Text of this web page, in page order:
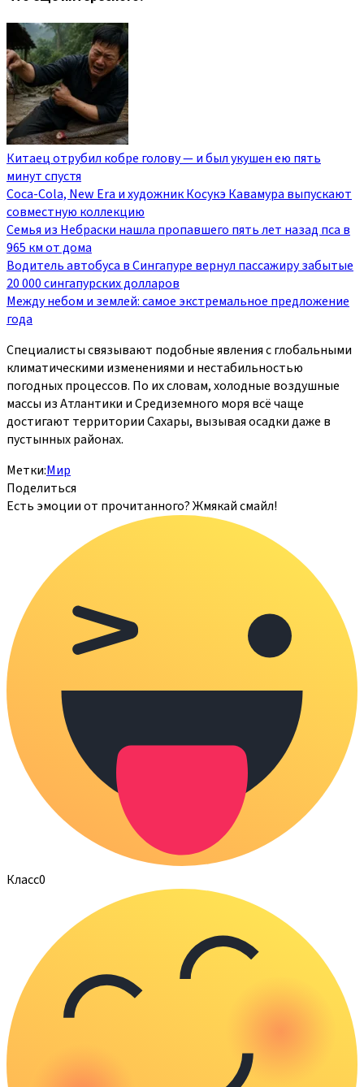
Китаец отрубил кобре голову — и был укушен ею пять
минут спустя
Coca-Cola, New Era и художник Косукэ Кавамура выпускают
совместную коллекцию
Семья из Небраски нашла пропавшего пять лет назад пса в
965 км от дома
Водитель автобуса в Сингапуре вернул пассажиру забытые
20 000 сингапурских долларов
Между небом и землей: самое экстремальное предложение
года
Специалисты связывают подобные явления с глобальными
климатическими изменениями и нестабильностью
погодных процессов. По их словам, холодные воздушные
массы из Атлантики и Средиземного моря всё чаще
достигают территории Сахары, вызывая осадки даже в
пустынных районах.
Метки:Мир
Поделиться
Есть эмоции от прочитанного? Жмякай смайл!
Класс0